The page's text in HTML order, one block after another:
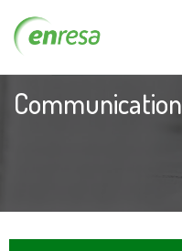
Communication